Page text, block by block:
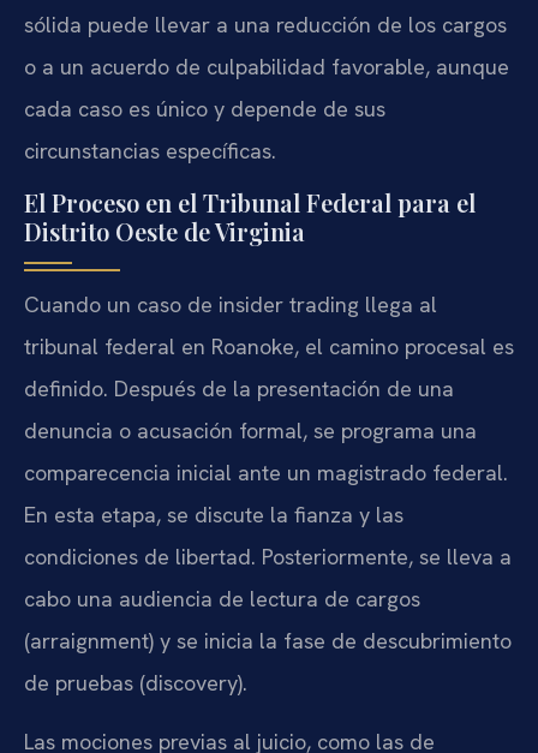
sólida puede llevar a una reducción de los cargos
o a un acuerdo de culpabilidad favorable, aunque
cada caso es único y depende de sus
circunstancias específicas.
El Proceso en el Tribunal Federal para el
Distrito Oeste de Virginia
Cuando un caso de insider trading llega al
tribunal federal en Roanoke, el camino procesal es
definido. Después de la presentación de una
denuncia o acusación formal, se programa una
comparecencia inicial ante un magistrado federal.
En esta etapa, se discute la fianza y las
condiciones de libertad. Posteriormente, se lleva a
cabo una audiencia de lectura de cargos
(arraignment) y se inicia la fase de descubrimiento
de pruebas (discovery).
Las mociones previas al juicio, como las de